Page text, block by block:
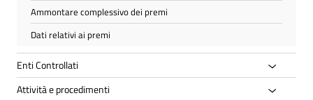
Ammontare complessivo dei premi
Dati relativi ai premi
Enti Controllati
Attività e procedimenti